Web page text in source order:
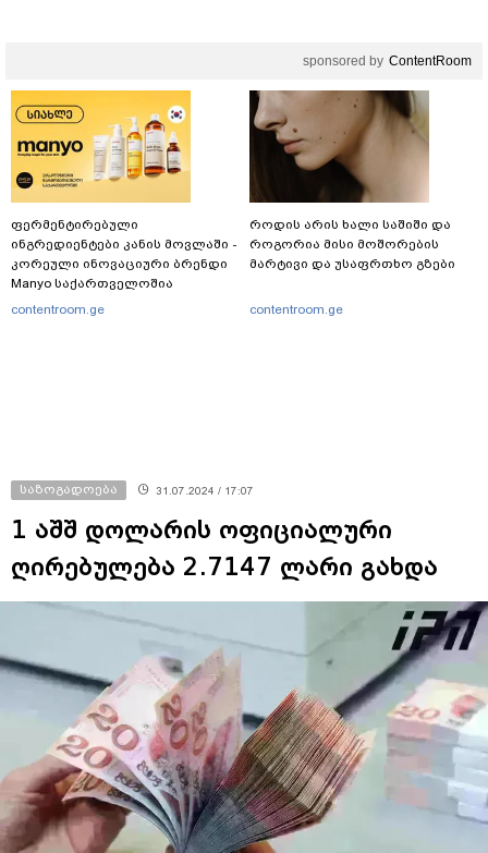
sponsored by ContentRoom
ფერმენტირებული
ინგრედიენტები კანის მოვლაში -
კორეული ინოვაციური ბრენდი
Manyo საქართველოშია
contentroom.ge
როდის არის ხალი საშიში და
როგორია მისი მოშორების
მარტივი და უსაფრთხო გზები
contentroom.ge
საზოგადოება 31.07.2024 / 17:07
1 აშშ დოლარის ოფიციალური
ღირებულება 2.7147 ლარი გახდა